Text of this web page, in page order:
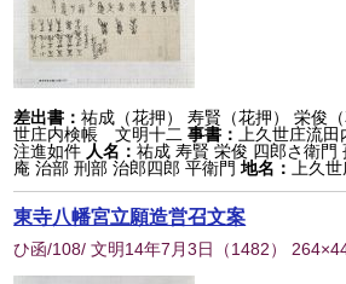
差出書：祐成（花押） 寿賢（花押） 栄俊（
世庄内検帳 文明十二 事書： 上久世庄流
注進如件 人名：祐成 寿賢 栄俊 四郎さ衛門
庵 治部 刑部 治郎四郎 平衛門 地名： 上久
東寺八幡宮立願造営召文案
ひ函/108/ 文明14年7月3日 （1482）